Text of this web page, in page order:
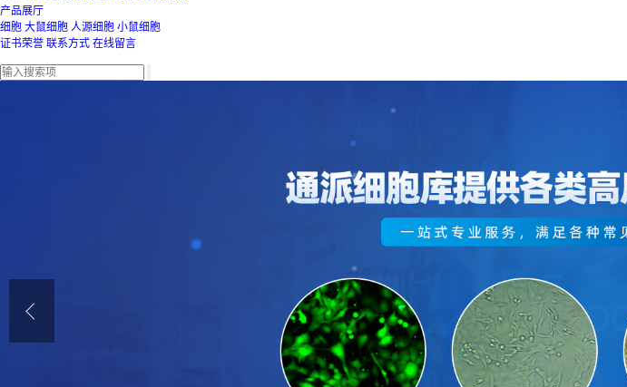
产品展厅
细胞 大鼠细胞 人源细胞 小鼠细胞
证书荣誉 联系方式 在线留言